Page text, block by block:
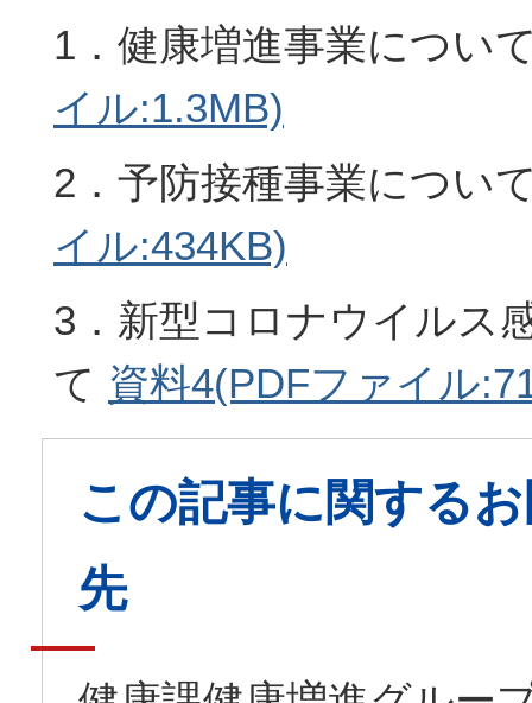
1．健康増進事業につい
イル:1.3MB)
2．予防接種事業につい
イル:434KB)
3．新型コロナウイルス
て 資料4(PDFファイル
この記事に関する
先